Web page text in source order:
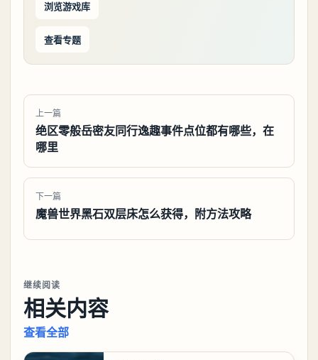
浏览游戏库
查看专题
上一篇
绝区零般岳密友同行逸趣事件点位都有哪些，在
哪里
下一篇
魔兽世界黑石双层床怎么获得，附方法攻略
继续阅读
相关内容
查看全部